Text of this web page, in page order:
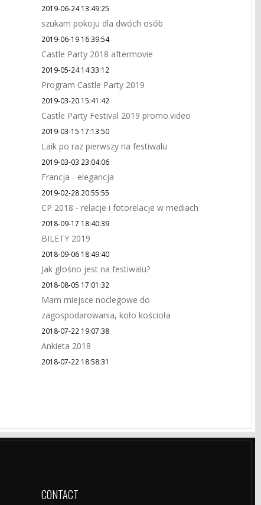
2019-06-24 13:49:25
szukam pokoju dla dwóch osób
2019-06-19 16:39:54
Castle Party 2018 aftermovie
2019-05-24 14:33:12
Program Castle Party 2019
2019-03-20 15:41:42
Castle Party Festival 2019 promo.video
2019-03-15 17:13:50
Laik po raz pierwszy na festiwalu
2019-03-03 23:04:06
Francja - elegancja
2019-02-28 20:55:55
CP 2018 - relacje i fotorelacje w mediach
2018-09-17 18:40:39
BILETY 2019
2018-09-06 18:49:40
Jak głośno jest na festiwalu?
2018-08-05 17:01:32
Mam miejsce noclegowe do
zagospodarowania, koło kościoła
2018-07-22 19:07:38
Ankieta 2018
2018-07-22 18:58:31
CONTACT